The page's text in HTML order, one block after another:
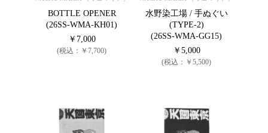
BOTTLE OPENER
(26SS-WMA-KH01)
￥7,000
(税込：￥7,700)
水野染工場 / 手ぬぐい
(TYPE-2)
(26SS-WMA-GG15)
￥5,000
(税込：￥5,500)